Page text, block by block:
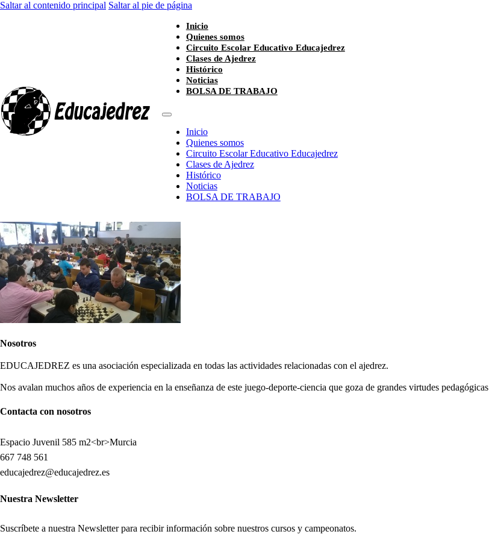
Saltar al contenido principal Saltar al pie de página
Inicio
Quienes somos
Circuito Escolar Educativo Educajedrez
Clases de Ajedrez
Histórico
Noticias
BOLSA DE TRABAJO
Inicio
Quienes somos
Circuito Escolar Educativo Educajedrez
Clases de Ajedrez
Histórico
Noticias
BOLSA DE TRABAJO
Nosotros
EDUCAJEDREZ es una asociación especializada en todas las actividades relacionadas con el ajedrez.
Nos avalan muchos años de experiencia en la enseñanza de este juego-deporte-ciencia que goza de grandes virtudes pedagógicas
Contacta con nosotros
Espacio Juvenil 585 m2<br>Murcia
667 748 561
educajedrez@educajedrez.es
Nuestra Newsletter
Suscríbete a nuestra Newsletter para recibir información sobre nuestros cursos y campeonatos.